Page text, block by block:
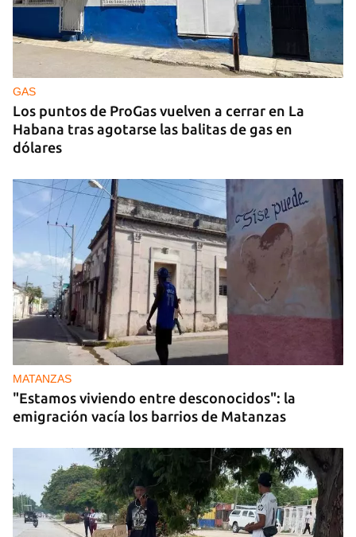
GAS
Los puntos de ProGas vuelven a cerrar en La
Habana tras agotarse las balitas de gas en
dólares
MATANZAS
"Estamos viviendo entre desconocidos": la
emigración vacía los barrios de Matanzas